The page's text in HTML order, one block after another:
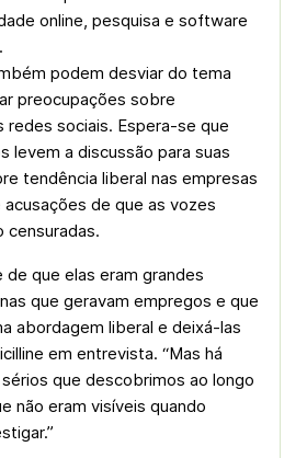
online, pesquisa e software
podem desviar do tema
preocupações sobre
redes sociais. Espera-se que
levem a discussão para suas
tendência liberal nas empresas
acusações de que as vozes
censuradas.
de que elas eram grandes
que geravam empregos e que
abordagem liberal e deixá-las
em entrevista. “Mas há
que descobrimos ao longo
não eram visíveis quando